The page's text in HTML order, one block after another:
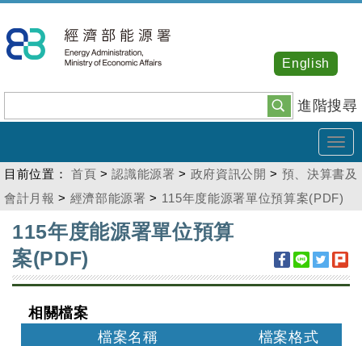
到
主
內
容
進階搜尋
English
目前位置： 首頁 >認識能源署 > 政府資訊公開 > 預、決算書及
會計月報 > 經濟部能源署 > 115年度能源署單位預算案(PDF)
115年度能源署單位預算
案(PDF)
相關檔案
檔案名稱
檔案格式